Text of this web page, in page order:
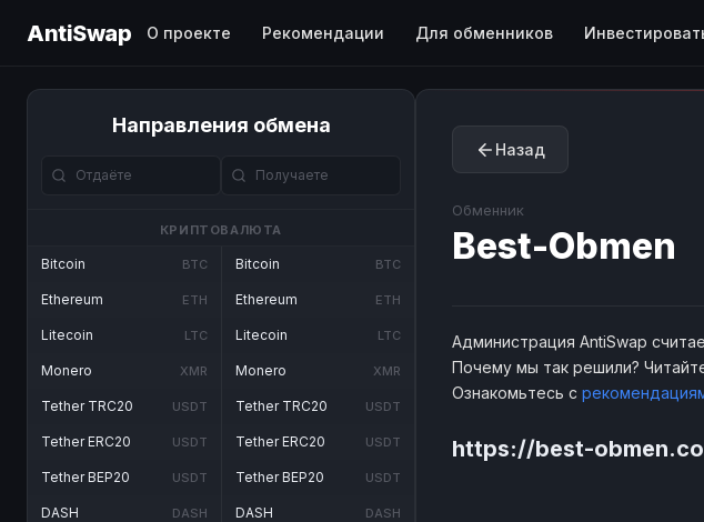
AntiSwap О проекте Рекомендации Для обменников
Направления обмена
КРИПТОВАЛЮТА
Bitcoin BTC
Ethereum ETH
Litecoin LTC
Monero XMR
Tether TRC20 USDT
Tether ERC20 USDT
Tether BEP20 USDT
DASH DASH
Bitcoin BTC
Ethereum ETH
Litecoin LTC
Monero XMR
Tether TRC20 USDT
Tether ERC20 USDT
Tether BEP20 USDT
DASH DASH
Назад
Обменник
Best-Obmen
Администрация AntiSwap
Почему мы так решили?
Ознакомьтесь с
https://best-